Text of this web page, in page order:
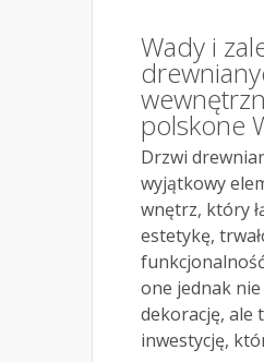
Wady i
polskone
Drzwi
wyjątkowy
wnętrz, który
estetykę,
one jednak
dekorację, ale
inwestycję,